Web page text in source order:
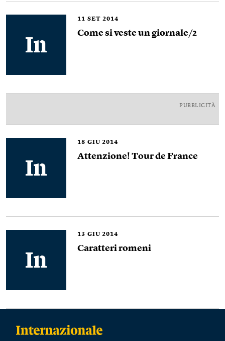
11 SET 2014
Come si veste un giornale/2
PUBBLICITÀ
18 GIU 2014
Attenzione! Tour de France
13 GIU 2014
Caratteri romeni